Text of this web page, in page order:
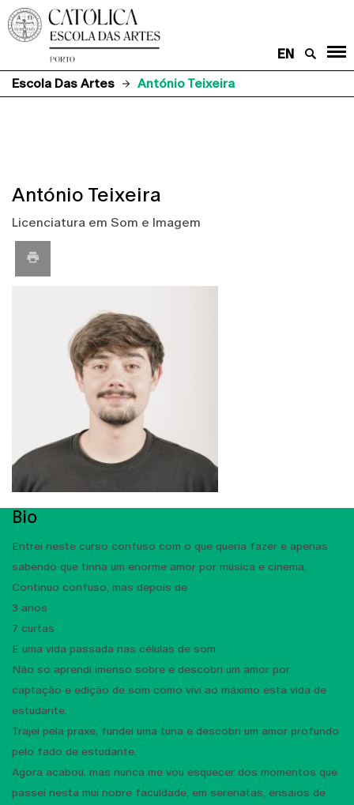
EN
Escola Das Artes
António Teixeira
António Teixeira
Licenciatura em Som e Imagem
Bio
Entrei neste curso confuso com o que queria fazer e apenas
sabendo que tinha um enorme amor por música e cinema.
Continuo confuso, mas depois de
3 anos
7 curtas
E uma vida passada nas células de som
Não só aprendi imenso sobre e descobri um amor por
captação e edição de som como vivi ao máximo esta vida de
estudante.
Trajei pela praxe, fundei uma tuna e descobri um amor profundo
pelo fado de estudante.
Agora acabou, mas nunca me vou esquecer dos momentos que
passei nesta mui nobre faculdade, em serenatas, ensaios de